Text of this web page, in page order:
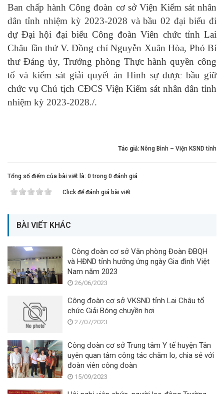
Ban chấp hành Công đoàn cơ sở Viện Kiểm sátnhân
dân tỉnh nhiệm kỳ 2023-2028 và bầu 02 đại biểu đi
dự Đại hội đại biểu Công đoàn Viên chức tỉnh Lai
Châu lần thứ V. Đồng chí Nguyễn Xuân Hòa, Phó Bí
thư Đảng ủy, Trưởng phòng Thực hành quyền công
tố và kiểm sát giải quyết án Hình sự được bầu giữ
chức vụ Chủ tịch CĐCS ViệnKiểm sát nhândân tỉnh
nhiệm kỳ 2023-2028./.
Tác giả: Nông Bình – Viện KSND tỉnh
Tổng số điểm của bài viết là: 0 trong 0 đánh giá
Click để đánh giá bài viết
BÀI VIẾT KHÁC
Công đoàn cơ sở Văn phòng Đoàn ĐBQH
và HĐND tỉnh hưởng ứng ngày Gia đình Việt
Nam năm 2023
26/06/2023
Công đoàn cơ sở VKSND tỉnh Lai Châu tổ
chức Giải Bóng chuyền hơi
27/07/2023
Công đoàn cơ sở Trung tâm Y tế huyện Tân
uyên quan tâm công tác chăm lo, chia sẻ với
đoàn viên công đoàn
15/09/2023